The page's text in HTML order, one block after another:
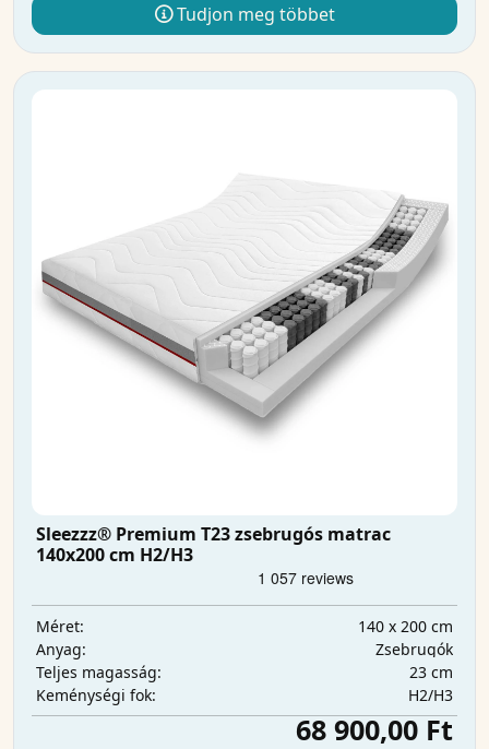
Tudjon meg többet
Sleezzz® Premium T23 zsebrugós matrac
140x200 cm H2/H3
Méret:
140 x 200 cm
Anyag:
Zsebrugók
Teljes magasság:
23 cm
Keménységi fok:
H2/H3
68 900,00 Ft